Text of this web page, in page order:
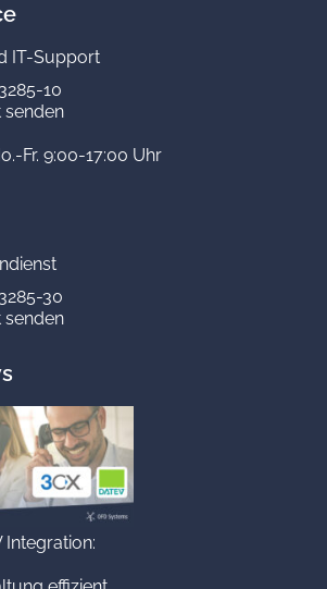
IT-Support
10
senden
Fr. 9:00-17:00 Uhr
30
senden
Integration: